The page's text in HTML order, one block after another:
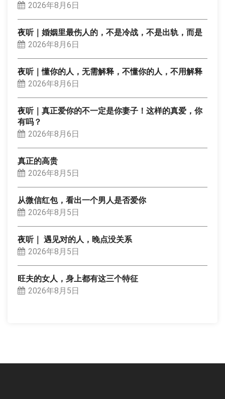
2026年8月6日
夜听｜婚姻里最伤人的，不是冷战，不是出轨，而是
2026年8月6日
夜听｜懂你的人，无需解释，不懂你的人，不用解释
2026年8月6日
夜听｜真正爱你的不一定是你妻子！这样的真爱，你
有吗？
2026年8月6日
真正的高贵
2026年8月5日
从微信红包，看出一个男人是否爱你
2026年8月5日
夜听｜ 遇见对的人，晚点没关系
2026年8月5日
旺夫的女人，身上都有这三个特征
2026年8月5日